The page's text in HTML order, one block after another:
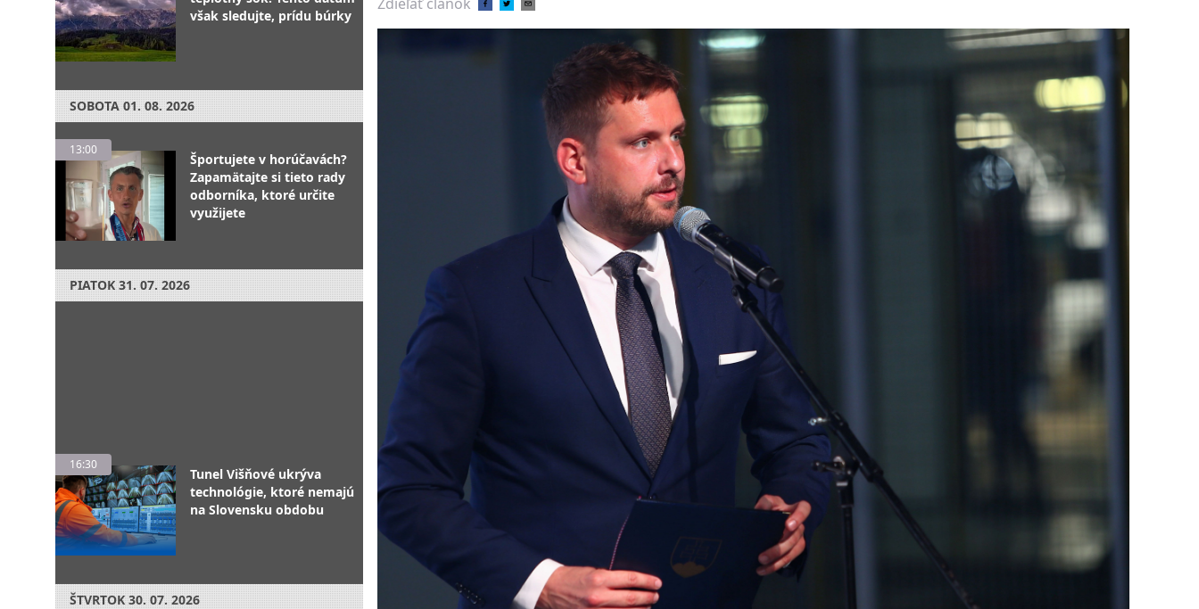
však sledujte, prídu búrky
SOBOTA 01. 08. 2026
13:00
Športujete v horúčavách?
Zapamätajte si tieto rady
odborníka, ktoré určite
využijete
PIATOK 31. 07. 2026
16:30
Tunel Višňové ukrýva
technológie, ktoré nemajú
na Slovensku obdobu
ŠTVRTOK 30. 07. 2026